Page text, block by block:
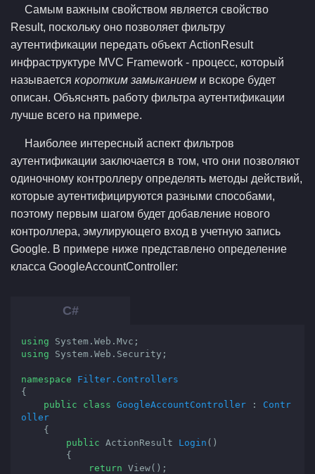
Самым важным свойством является свойство
Result, поскольку оно позволяет фильтру
аутентификации передать объект ActionResult
инфраструктуре MVC Framework - процесс, который
называется коротким замыканием и вскоре будет
описан. Объяснять работу фильтра аутентификации
лучше всего на примере.
Наиболее интересный аспект фильтров
аутентификации заключается в том, что они позволяют
одиночному контроллеру определять методы действий,
которые аутентифицируются разными способами,
поэтому первым шагом будет добавление нового
контроллера, эмулирующего вход в учетную запись
Google. В примере ниже представлено определение
класса GoogleAccountController:
using
using System.Web.Security;
namespace
Filter.Controllers
{
public
class GoogleAccountController : Contr
oller
public ActionResult Login ( )
{
return View();